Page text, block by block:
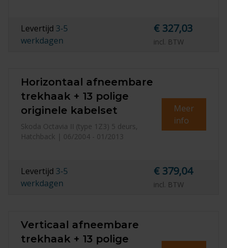
Levertijd 3-5
werkdagen
€ 327,03
incl. BTW
Horizontaal afneembare
trekhaak + 13 polige
originele kabelset
Skoda Octavia II (type 1Z3) 5 deurs,
Hatchback | 06/2004 - 01/2013
Meer
info
Levertijd 3-5
werkdagen
€ 379,04
incl. BTW
Verticaal afneembare
trekhaak + 13 polige